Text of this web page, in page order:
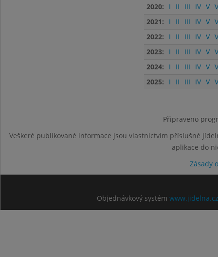
2020:
I II III IV V
2021:
I II III IV V
2022:
I II III IV V
2023:
I II III IV V
2024:
I II III IV V
2025:
I II III IV V
Připraveno
Veškeré publikované informace jsou vlastnictvím příslušné
aplikace do
Zásady
Objednávkový systém www.jidelna.cz